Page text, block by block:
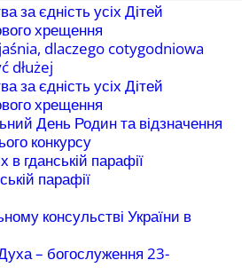
за єдність усіх Дітей
хрещення
dlaczego cotygodniowa
dłużej
за єдність усіх Дітей
хрещення
День Родин та відзначення
конкурсу
в гданській парафії
парафії
консульстві України в
– богослуження 23-